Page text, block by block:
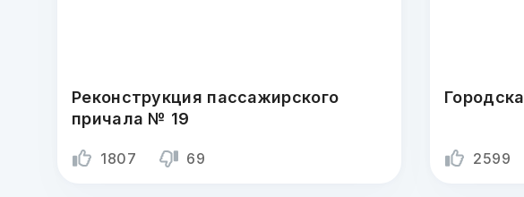
Реконструкция пассажирского
причала № 19
1807 69 2599